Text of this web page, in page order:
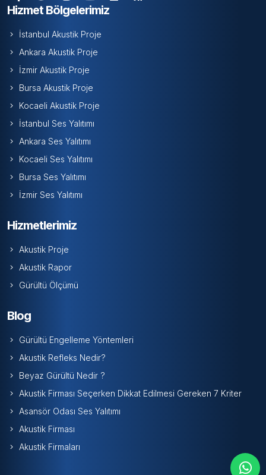
Hizmet Bölgelerimiz
İstanbul Akustik Proje
Ankara Akustik Proje
İzmir Akustik Proje
Bursa Akustik Proje
Kocaeli Akustik Proje
İstanbul Ses Yalıtımı
Ankara Ses Yalıtımı
Kocaeli Ses Yalıtımı
Bursa Ses Yalıtımı
İzmir Ses Yalıtımı
Hizmetlerimiz
Akustik Proje
Akustik Rapor
Gürültü Ölçümü
Blog
Gürültü Engelleme Yöntemleri
Akustik Refleks Nedir?
Beyaz Gürültü Nedir ?
Akustik Firması Seçerken Dikkat Edilmesi Gereken 7 Kriter
Asansör Odası Ses Yalıtımı
Akustik Firması
Akustik Firmaları